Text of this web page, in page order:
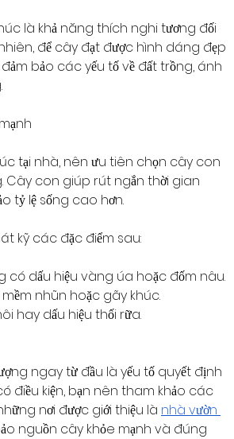
là khả năng thích nghi tương đối
để cây đạt được hình dáng đẹp
bảo các yếu tố về đất trồng, ánh
tại nhà, nên ưu tiên chọn cây con
Cây con giúp rút ngắn thời gian
tỷ lệ sống cao hơn.
kỹ các đặc điểm sau:
có dấu hiệu vàng úa hoặc đốm nâu.
nhũn hoặc gãy khúc.
hay dấu hiệu thối rữa.
ngay từ đầu là yếu tố quyết định
điều kiện, bạn nên tham khảo các
nơi được giới thiệu là nhà vườn
nguồn cây khỏe mạnh và đúng